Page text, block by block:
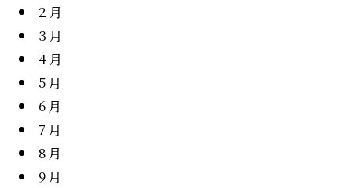
2月
3月
4月
5月
6月
7月
8月
9月